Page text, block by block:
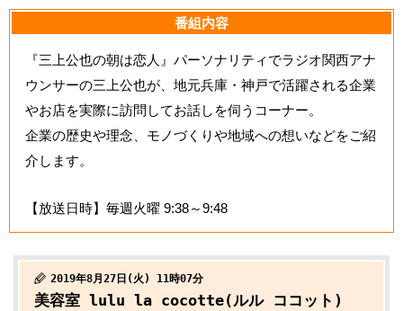
番組内容
『三上公也の朝は恋人』パーソナリティでラジオ関西アナ
ウンサーの三上公也が、地元兵庫・神戸で活躍される企業
やお店を実際に訪問してお話しを伺うコーナー。
企業の歴史や理念、モノづくりや地域への想いなどをご紹
介します。
【放送日時】毎週火曜 9:38～9:48
2019年8月27日(火) 11時07分
美容室 lulu la cocotte(ルル ココット)